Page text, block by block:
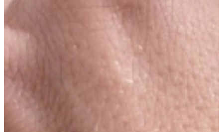
088 0101200
Mail voor een afspraak
info@keukenwarenhuis.nl
Afspraak maken via WhatsApp